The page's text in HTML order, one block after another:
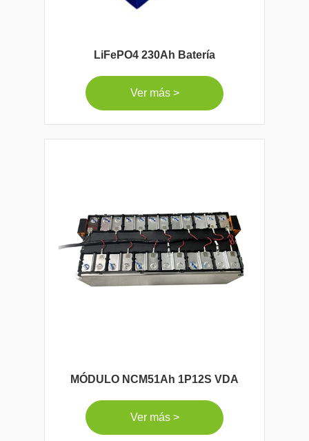
LiFePO4 230Ah Batería
Ver más >
MÓDULO NCM51Ah 1P12S VDA
Ver más >